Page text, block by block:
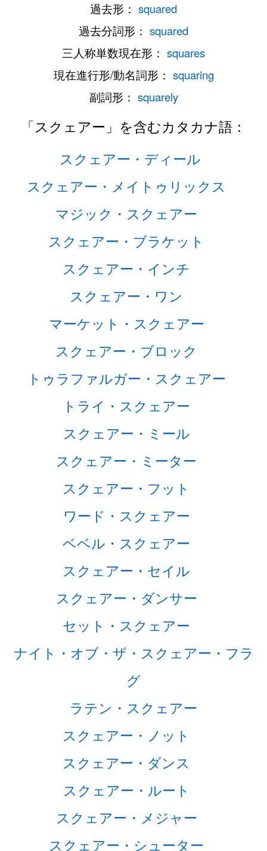
過去形： squared
過去分詞形： squared
三人称単数現在形： squares
現在進行形/動名詞形： squaring
副詞形： squarely
「スクェアー」を含むカタカナ語：
スクェアー・ディール
スクェアー・メイトゥリックス
マジック・スクェアー
スクェアー・ブラケット
スクェアー・インチ
スクェアー・ワン
マーケット・スクェアー
スクェアー・ブロック
トゥラファルガー・スクェアー
トライ・スクェアー
スクェアー・ミール
スクェアー・ミーター
スクェアー・フット
ワード・スクェアー
ベベル・スクェアー
スクェアー・セイル
スクェアー・ダンサー
セット・スクェアー
ナイト・オブ・ザ・スクェアー・フラ
グ
ラテン・スクェアー
スクェアー・ノット
スクェアー・ダンス
スクェアー・ルート
スクェアー・メジャー
スクェアー・シューター